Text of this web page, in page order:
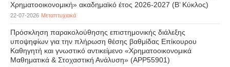
Χρηματοοικονομική» ακαδημαϊκό έτος 2026-2027 (B’ Kύκλος)
22-07-2026 Μεταπτυχιακά
Πρόσκληση παρακολούθησης επιστημονικής διάλεξης
υποψηφίων για την πλήρωση θέσης βαθμίδας Επίκουρου
Καθηγητή και γνωστικό αντικείμενο «Χρηματοοικονομικά
Μαθηματικά & Στοχαστική Ανάλυση» (APP55901)